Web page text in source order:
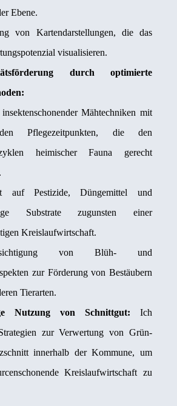
Ebene.
von Kartendarstellungen, die das
visualisieren.
durch optimierte
Mähtechniken mit
Pflegezeitpunkten, die den
heimischer Fauna gerecht
auf Pestizide, Düngemittel und
Substrate zugunsten einer
Kreislaufwirtschaft.
von Blüh- und
zur Förderung von Bestäubern
Tierarten.
Nutzung von Schnittgut: Ich
zur Verwertung von Grün-
innerhalb der Kommune, um
Kreislaufwirtschaft zu